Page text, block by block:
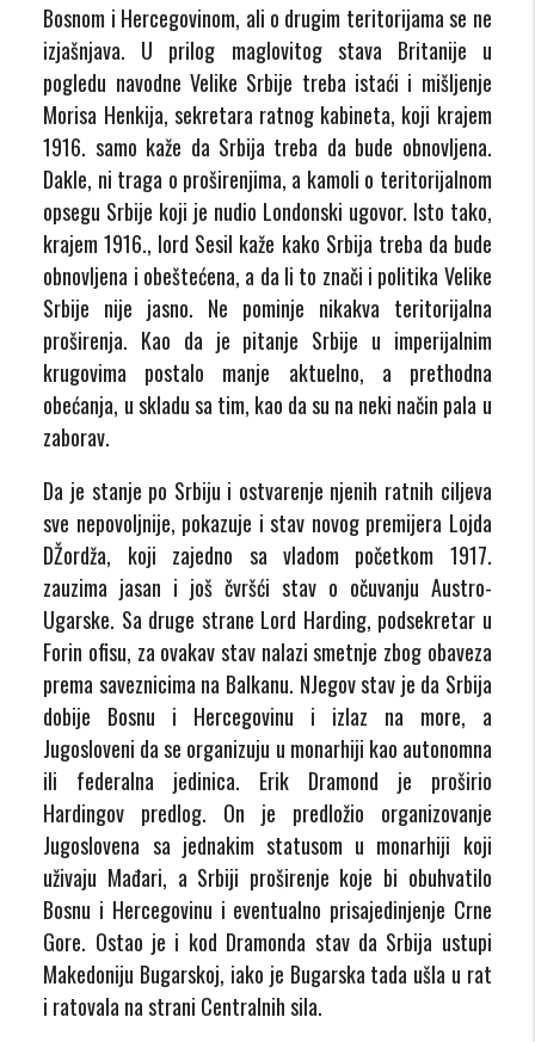
Bosnom i Hercegovinom, ali o drugim teritorijama se ne
izjašnjava. U prilog maglovitog stava Britanije u
pogledu navodne Velike Srbije treba istaći i mišljenje
Morisa Henkija, sekretara ratnog kabineta, koji krajem
1916. samo kaže da Srbija treba da bude obnovljena.
Dakle, ni traga o proširenjima, a kamoli o teritorijalnom
opsegu Srbije koji je nudio Londonski ugovor. Isto tako,
krajem 1916., lord Sesil kaže kako Srbija treba da bude
obnovljena i obeštećena, a da li to znači i politika Velike
Srbije nije jasno. Ne pominje nikakva teritorijalna
proširenja. Kao da je pitanje Srbije u imperijalnim
krugovima postalo manje aktuelno, a prethodna
obećanja, u skladu sa tim, kao da su na neki način pala u
zaborav.
Da je stanje po Srbiju i ostvarenje njenih ratnih ciljeva
sve nepovoljnije, pokazuje i stav novog premijera Lojda
DŽordža, koji zajedno sa vladom početkom 1917.
zauzima jasan i još čvršći stav o očuvanju Austro-
Ugarske. Sa druge strane Lord Harding, podsekretar u
Forin ofisu, za ovakav stav nalazi smetnje zbog obaveza
prema saveznicima na Balkanu. NJegov stav je da Srbija
dobije Bosnu i Hercegovinu i izlaz na more, a
Jugosloveni da se organizuju u monarhiji kao autonomna
ili federalna jedinica. Erik Dramond je proširio
Hardingov predlog. On je predložio organizovanje
Jugoslovena sa jednakim statusom u monarhiji koji
uživaju Mađari, a Srbiji proširenje koje bi obuhvatilo
Bosnu i Hercegovinu i eventualno prisajedinjenje Crne
Gore. Ostao je i kod Dramonda stav da Srbija ustupi
Makedoniju Bugarskoj, iako je Bugarska tada ušla u rat
i ratovala na strani Centralnih sila.